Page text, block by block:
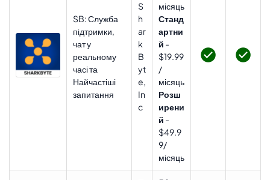
SB: Служба
підтримки,
чат у
реальному
часі та
Найчастіші
запитання
S
h
ar
k
B
yt
e,
In
c
місяць
Станд
артни
й -
$19.99
/
місяць
Розш
ирени
й -
$49.9
9/
місяць